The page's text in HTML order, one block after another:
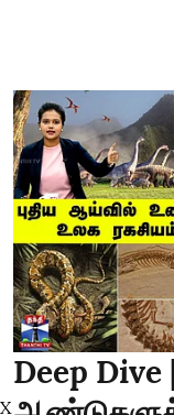
Deep Dive
X